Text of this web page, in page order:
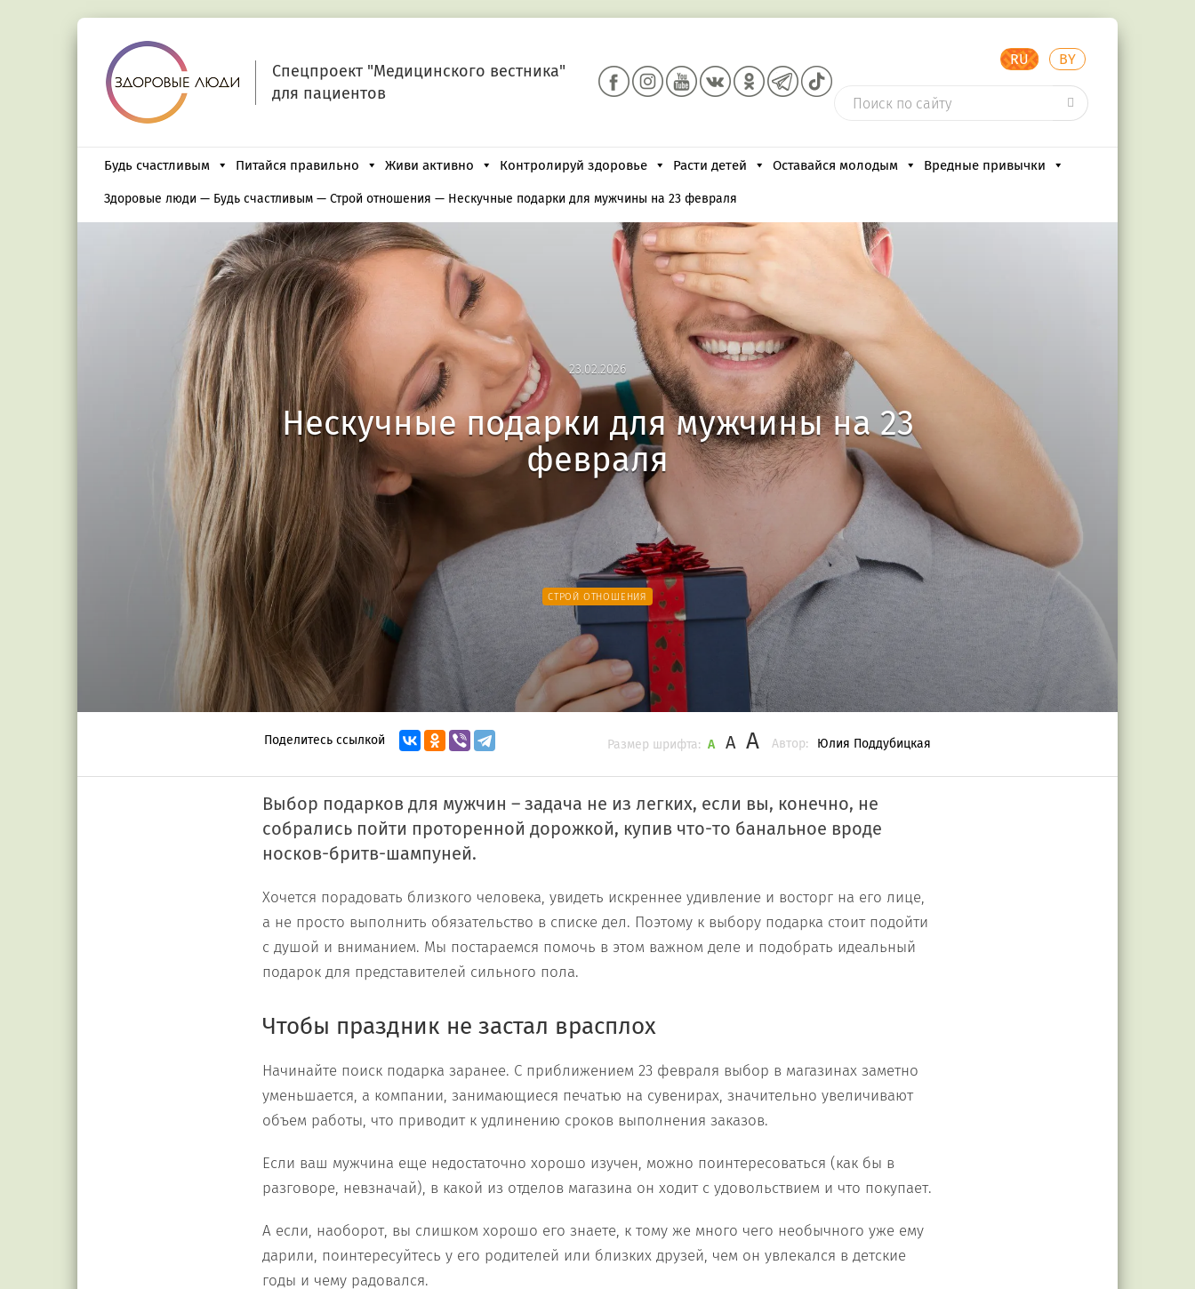
Спецпроект "Медицинского вестника"
для пациентов
RU BY
Будь счастливым Питайся правильно Живи активно Контролируй здоровье Расти детей Оставайся молодым Вредные привычки
Здоровые люди — Будь счастливым — Строй отношения — Нескучные подарки для мужчины на 23 февраля
23.02.2026
23.02.2026
Нескучные подарки для мужчины на 23
февраля
СТРОЙ ОТНОШЕНИЯ
Поделитесь ссылкой Автор: Юлия Поддубицкая
Размер шрифта: A A A
Выбор подарков для мужчин – задача не из легких, если вы, конечно, не
собрались пойти проторенной дорожкой, купив что-то банальное вроде
носков-бритв-шампуней.
Хочется порадовать близкого человека, увидеть искреннее удивление и восторг на его лице,
а не просто выполнить обязательство в списке дел. Поэтому к выбору подарка стоит подойти
с душой и вниманием. Мы постараемся помочь в этом важном деле и подобрать идеальный
подарок для представителей сильного пола.
Чтобы праздник не застал врасплох
Начинайте поиск подарка заранее. С приближением 23 февраля выбор в магазинах заметно
уменьшается, а компании, занимающиеся печатью на сувенирах, значительно увеличивают
объем работы, что приводит к удлинению сроков выполнения заказов.
Если ваш мужчина еще недостаточно хорошо изучен, можно поинтересоваться (как бы в
разговоре, невзначай), в какой из отделов магазина он ходит с удовольствием и что покупает.
А если, наоборот, вы слишком хорошо его знаете, к тому же много чего необычного уже ему
дарили, поинтересуйтесь у его родителей или близких друзей, чем он увлекался в детские
годы и чему радовался.